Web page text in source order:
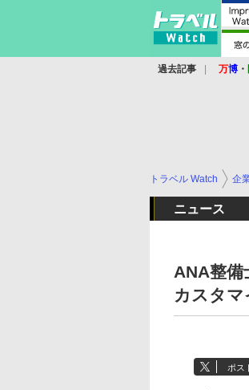
過去記事 万博 ・
トラベル Watch 企
ニュース
ANA整備
カスタマ
ポス